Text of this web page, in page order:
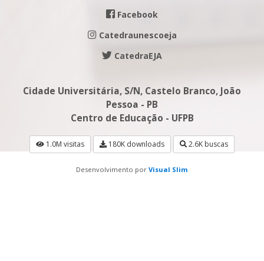
Facebook
Catedraunescoeja
CatedraEJA
Cidade Universitária, S/N, Castelo Branco, João
Pessoa - PB
Centro de Educação - UFPB
1.0M visitas 180K downloads 2.6K buscas
Desenvolvimento por Visual Slim